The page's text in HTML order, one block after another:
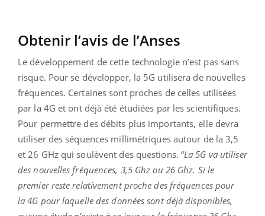
Obtenir l’avis de l’Anses
Le développement de cette technologie n’est pas sans
risque. Pour se développer, la 5G utilisera de nouvelles
fréquences. Certaines sont proches de celles utilisées
par la 4G et ont déjà été étudiées par les scientifiques.
Pour permettre des débits plus importants, elle devra
utiliser des séquences millimétriques autour de la 3,5
et 26 GHz qui soulèvent des questions. “La 5G va utiliser
des nouvelles fréquences, 3,5 Ghz ou 26 Ghz. Si le
premier reste relativement proche des fréquences pour
la 4G pour laquelle des données sont déjà disponibles,